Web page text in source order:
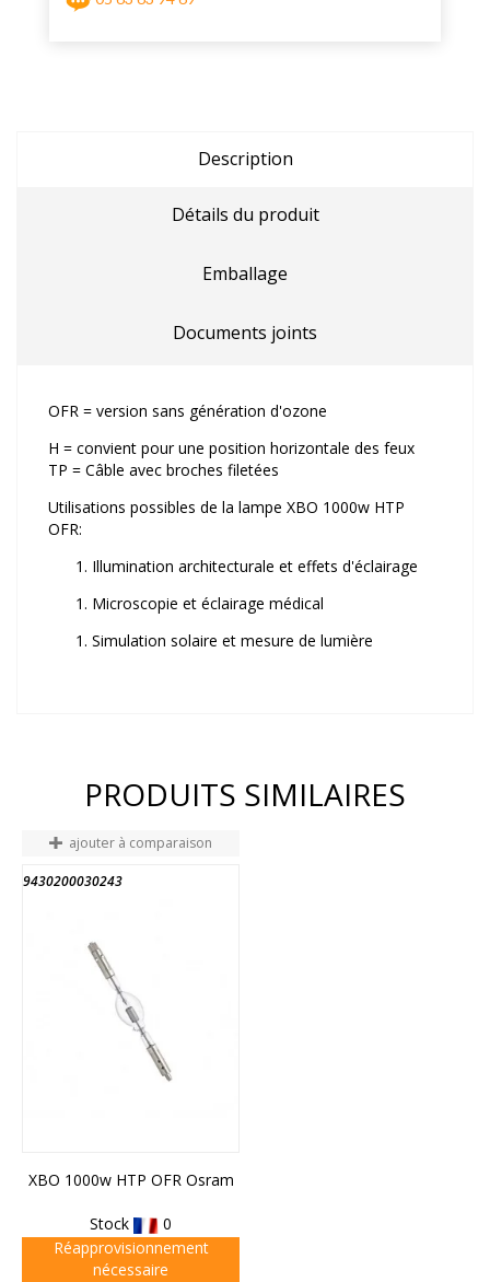
Description
Détails du produit
Emballage
Documents joints
OFR = version sans génération d'ozone
H = convient pour une position horizontale des feux
TP = Câble avec broches filetées
Utilisations possibles de la lampe XBO 1000w HTP
OFR:
Illumination architecturale et effets d'éclairage
Microscopie et éclairage médical
Simulation solaire et mesure de lumière
PRODUITS SIMILAIRES
ajouter à comparaison
9430200030243
XBO 1000w HTP OFR Osram
Stock
0
Réapprovisionnement
nécessaire